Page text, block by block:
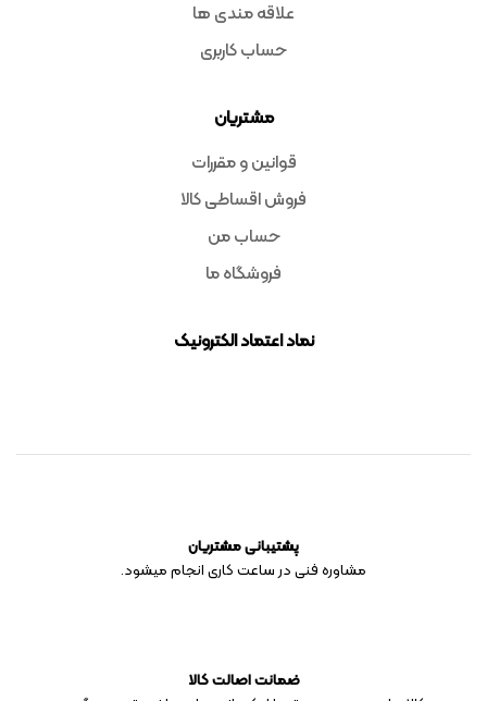
علاقه مندی ها
حساب کاربری
مشتریان
قوانین و مقررات
فروش اقساطی کالا
حساب من
فروشگاه ما
نماد اعتماد الکترونیک
پشتیبانی مشتریان
مشاوره فنی در ساعت کاری انجام میشود.
ضمانت اصالت کالا